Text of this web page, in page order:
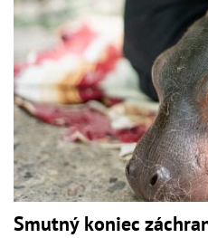
Smutný koniec